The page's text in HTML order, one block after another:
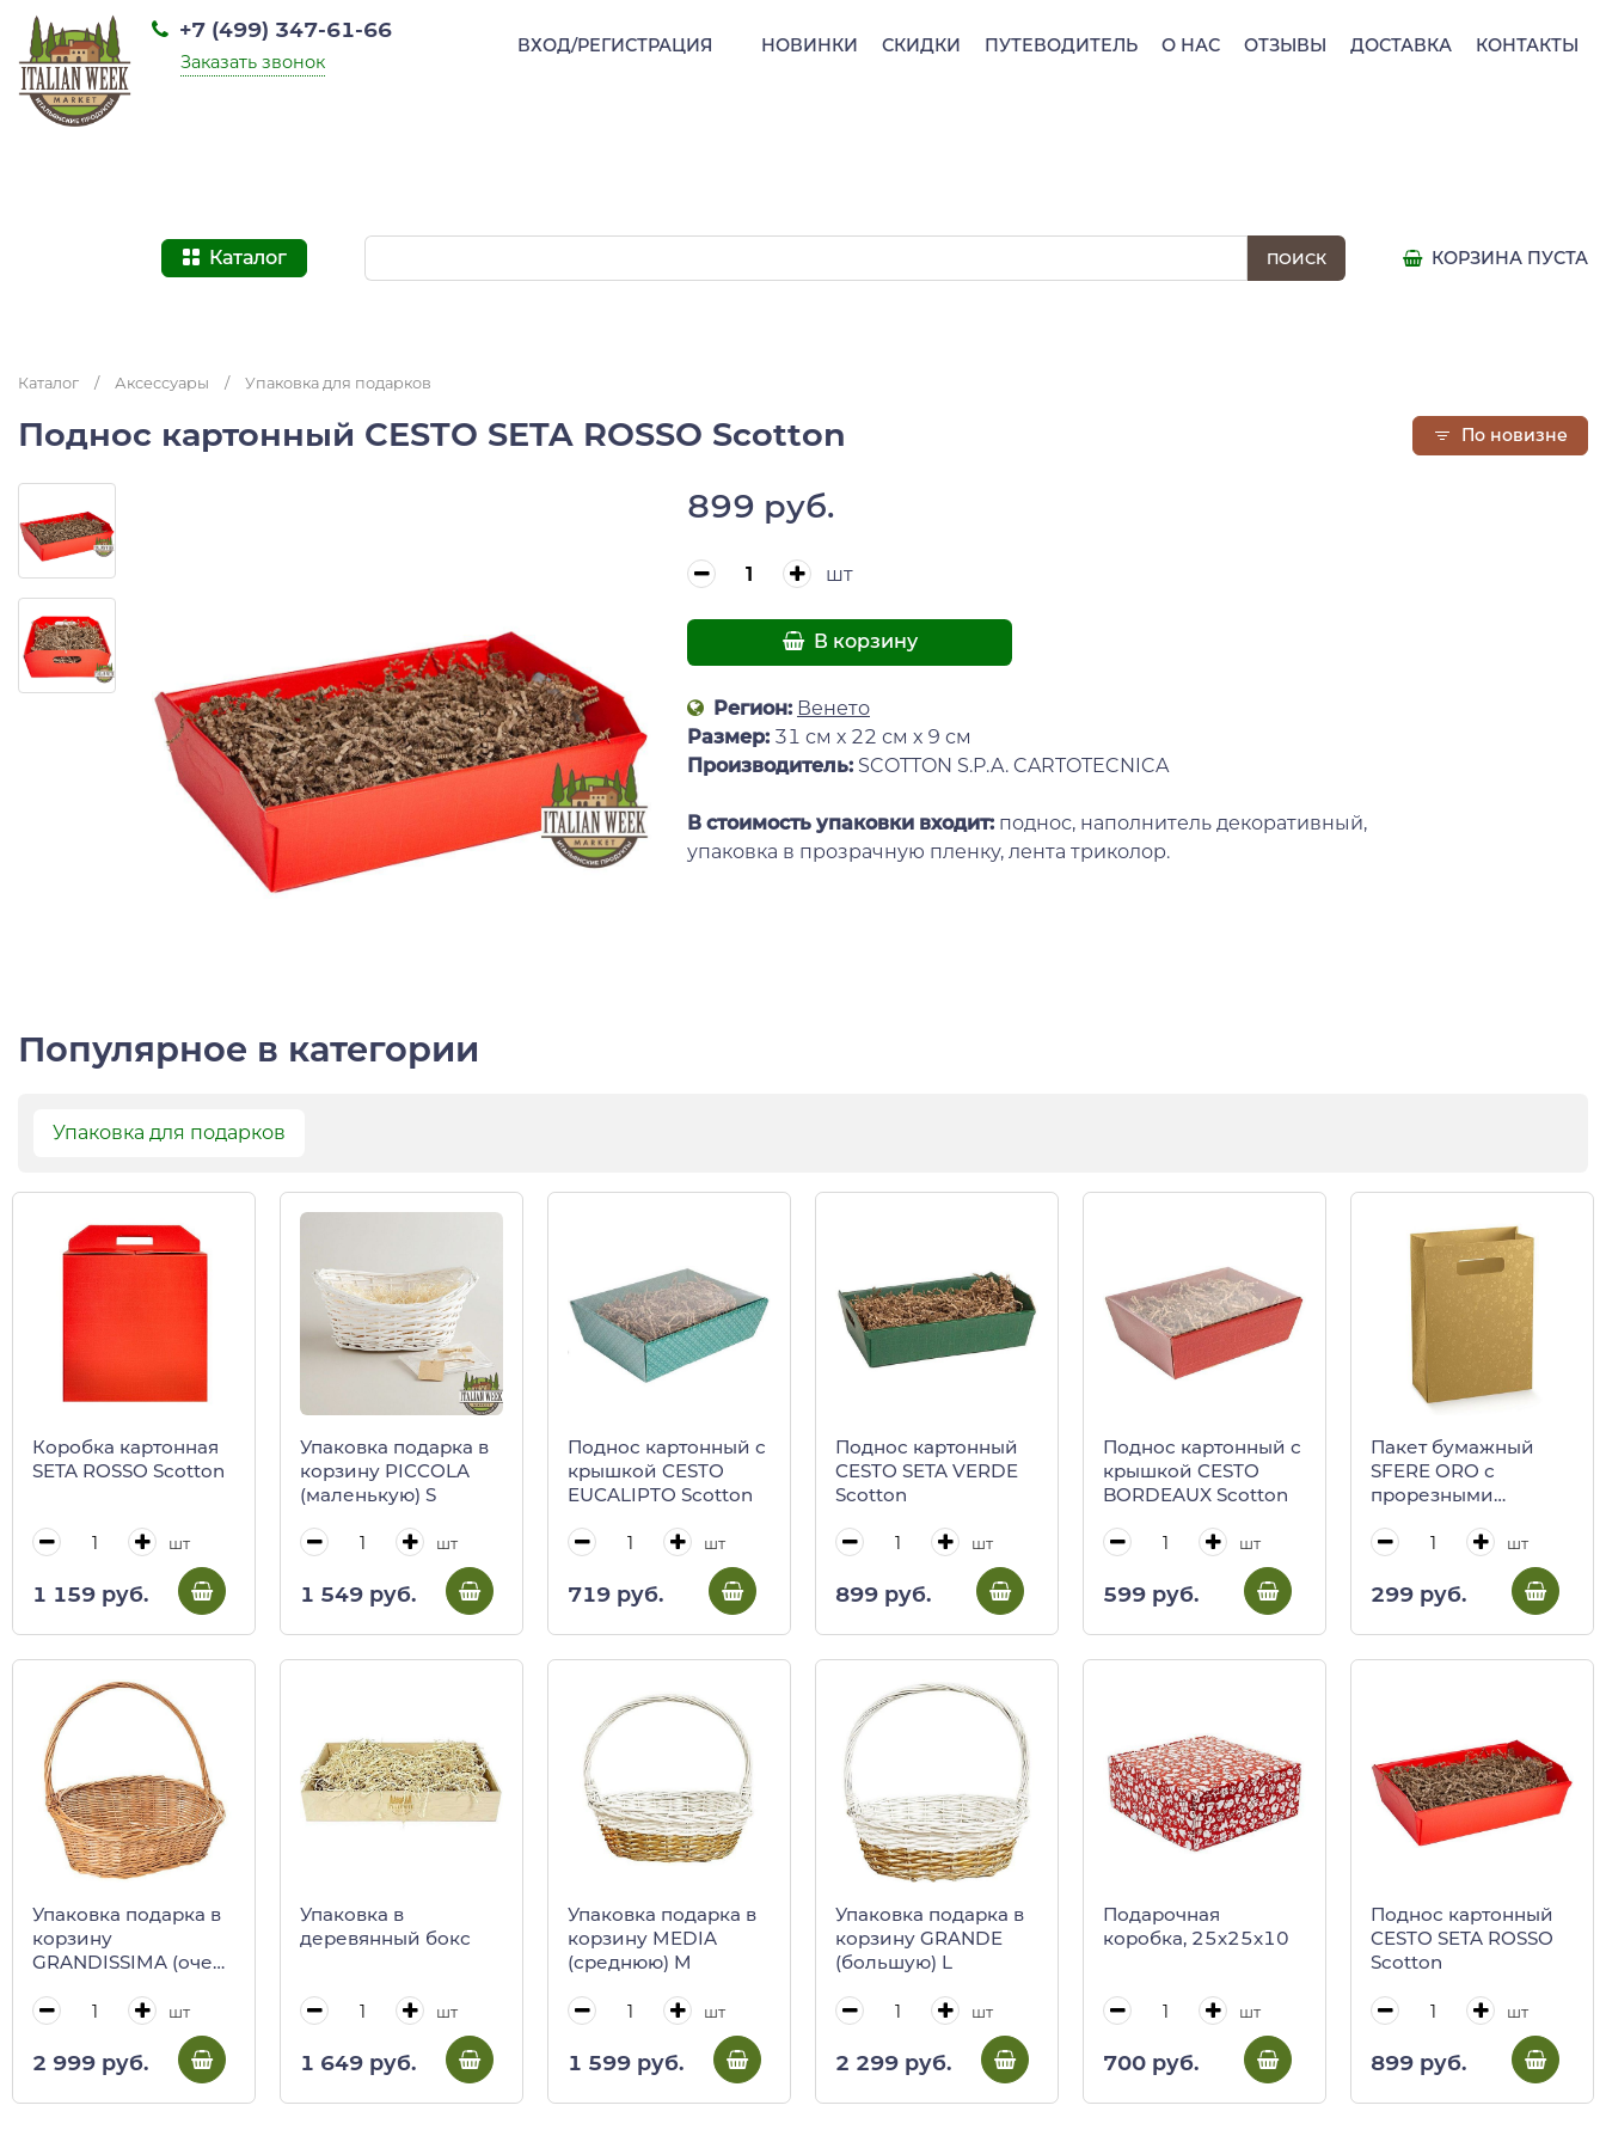
НОВИНКИ СКИДКИ ПУТЕВОДИТЕЛЬ О НАС ОТЗЫВЫ ДОСТАВКА КОНТАКТЫ
+7 (499) 347-61-66
Заказать звонок
ВХОД/РЕГИСТРАЦИЯ
Каталог КОРЗИНА ПУСТА
Каталог / Аксессуары / Упаковка для подарков
Поднос картонный CESTO SETA ROSSO Scotton
899 руб.
шт
В корзину
Регион: Венето
Размер: 31 см х 22 см х 9 см
Производитель: SCOTTON S.P.A. CARTOTECNICA
В стоимость упаковки входит: поднос, наполнитель декоративный,
упаковка в прозрачную пленку, лента триколор.
Популярное в категории
По новизне
Упаковка для подарков
Коробка картонная
SETA ROSSO Scotton
шт
1 159 руб.
Упаковка подарка в
корзину PICCOLA
(маленькую) S
шт
1 549 руб.
Поднос картонный с
крышкой CESTO
EUCALIPTO Scotton
шт
719 руб.
Поднос картонный
CESTO SETA VERDE
Scotton
шт
899 руб.
Поднос картонный с
крышкой CESTO
BORDEAUX Scotton
шт
599 руб.
Пакет бумажный
SFERE ORO с
прорезными
шт
299 руб.
Упаковка подарка в
корзину
GRANDISSIMA (очень
шт
2 999 руб.
Упаковка в
деревянный бокс
шт
1 649 руб.
Упаковка подарка в
корзину MEDIA
(среднюю) M
шт
1 599 руб.
Упаковка подарка в
корзину GRANDE
(большую) L
шт
2 299 руб.
Подарочная
коробка, 25х25х10
шт
700 руб.
Поднос картонный
CESTO SETA ROSSO
Scotton
шт
899 руб.